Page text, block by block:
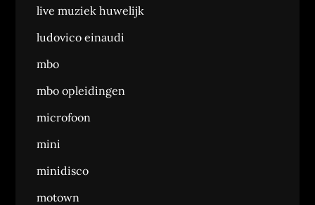
live muziek huwelijk
ludovico einaudi
mbo
mbo opleidingen
microfoon
mini
minidisco
motown